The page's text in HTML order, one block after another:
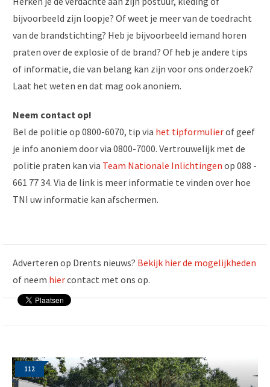
bijvoorbeeld zijn loopje? Of weet je meer van de toedracht
van de brandstichting? Heb je bijvoorbeeld iemand horen
praten over de explosie of de brand? Of heb je andere tips
of informatie, die van belang kan zijn voor ons onderzoek?
Laat het weten en dat mag ook anoniem.
Neem contact op!
Bel de politie op 0800-6070, tip via het tipformulierof geef
je info anoniem door via 0800-7000. Vertrouwelijk met de
politie praten kan via Team Nationale Inlichtingen op 088 -
661 77 34. Via de link is meer informatie te vinden over hoe
TNI uw informatie kan afschermen.
Adverteren op Drents nieuws? Bekijk hier de mogelijkheden
of neem hiercontact met ons op.
112